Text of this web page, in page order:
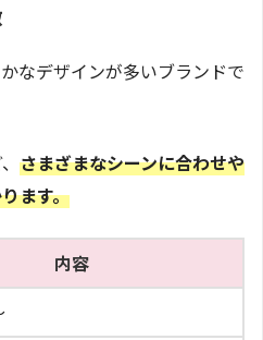
なデザインが多いブランドで
さまざまなシーンに合わせや
ます。
内容